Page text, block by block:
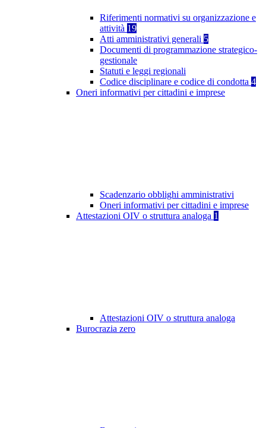
Riferimenti normativi su organizzazione e
attività 19
Atti amministrativi generali 5
Documenti di programmazione strategico-
gestionale
Statuti e leggi regionali
Codice disciplinare e codice di condotta 4
Oneri informativi per cittadini e imprese
Scadenzario obblighi amministrativi
Oneri informativi per cittadini e imprese
Attestazioni OIV o struttura analoga 1
Attestazioni OIV o struttura analoga
Burocrazia zero